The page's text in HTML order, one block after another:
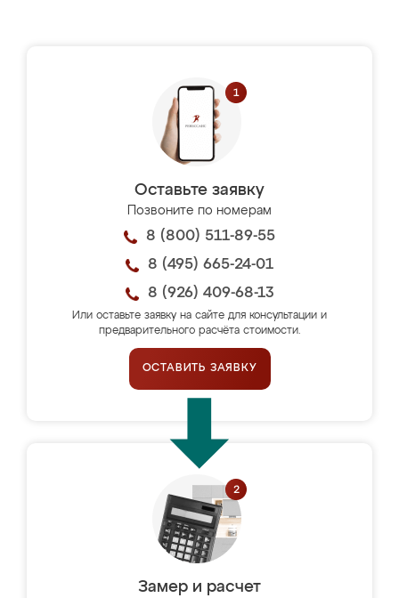
Оставьте заявку
Позвоните по номерам
8 (800) 511-89-55
8 (495) 665-24-01
8 (926) 409-68-13
Или оставьте заявку на сайте для консультации и
предварительного расчёта стоимости.
ОСТАВИТЬ ЗАЯВКУ
Замер и расчет